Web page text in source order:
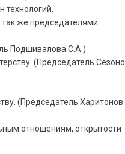
же председателями
Подшивалова С.А.)
(Председатель
(Председатель Харитонов
отношениям, открытости